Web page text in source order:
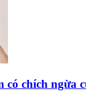
có chích ngừa